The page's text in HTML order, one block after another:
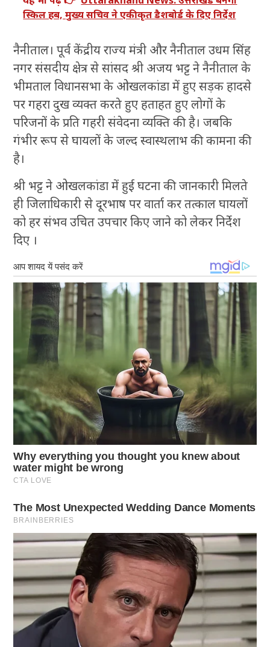
स्किल हब, मुख्य सचिव ने एकीकृत डैशबोर्ड के दिए निर्देश
नैनीताल। पूर्व केंद्रीय राज्य मंत्री और नैनीताल उधम सिंह
नगर संसदीय क्षेत्र से सांसद श्री अजय भट्ट ने नैनीताल के
भीमताल विधानसभा के ओखलकांडा में हुए सड़क हादसे
पर गहरा दुख व्यक्त करते हुए हताहत हुए लोगों के
परिजनों के प्रति गहरी संवेदना व्यक्ति की है। जबकि
गंभीर रूप से घायलों के जल्द स्वास्थलाभ की कामना की
है।
श्री भट्ट ने ओखलकांडा में हुई घटना की जानकारी मिलते
ही जिलाधिकारी से दूरभाष पर वार्ता कर तत्काल घायलों
को हर संभव उचित उपचार किए जाने को लेकर निर्देश
दिए ।